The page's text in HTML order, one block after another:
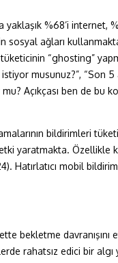
%68’i internet,
ağları
“ghosting”
musunuz?”, “Son
Açıkçası ben de bu
bildirimleri
yaratmakta. Özellikle
mobil
bekletme
rahatsız edici bir